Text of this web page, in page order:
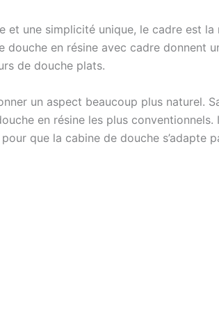
et une simplicité unique, le cadre est
douche en résine avec cadre donnent
de douche plats.
un aspect beaucoup plus naturel.
en résine les plus
que la cabine de douche s’adapte